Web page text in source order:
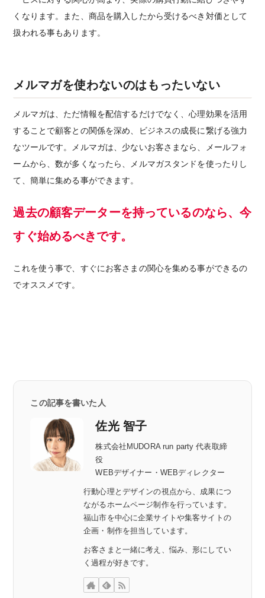
くなります。また、商品を購入したから受けるべき対価として
扱われる事もあります。
メルマガを使わないのはもったいない
メルマガは、ただ情報を配信するだけでなく、心理効果を活用
することで顧客との関係を深め、ビジネスの成長に繋げる強力
なツールです。メルマガは、少ないお客さまなら、メールフォ
ームから、数が多くなったら、メルマガスタンドを使ったりし
て、簡単に集める事ができます。
過去の顧客データーを持っているのなら、今
すぐ始めるべきです。
これを使う事で、すぐにお客さまの関心を集める事ができるの
でオススメです。
この記事を書いた人
佐光 智子
株式会社MUDORA run party 代表取締
役
WEBデザイナー・WEBディレクター
行動心理とデザインの視点から、成果につ
ながるホームページ制作を行っています。
福山市を中心に企業サイトや集客サイトの
企画・制作を担当しています。
お客さまと一緒に考え、悩み、形にしてい
く過程が好きです。